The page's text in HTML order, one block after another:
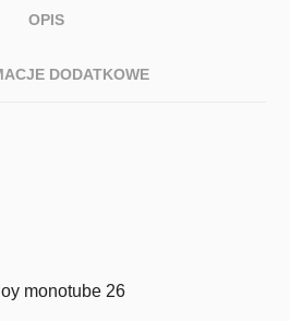
OPIS
DODATKOWE
monotube 26